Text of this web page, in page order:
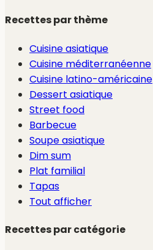
Recettes par thème
Cuisine asiatique
Cuisine méditerranéenne
Cuisine latino-américaine
Dessert asiatique
Street food
Barbecue
Soupe asiatique
Dim sum
Plat familial
Tapas
Tout afficher
Recettes par catégorie